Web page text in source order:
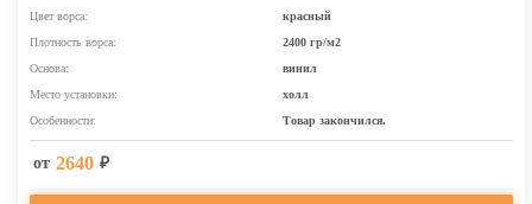
Цвет ворса:
красный
Плотность ворса:
2400 гр/м2
Основа:
винил
Место установки:
холл
Особенности:
Товар закончился.
от 2640 ₽